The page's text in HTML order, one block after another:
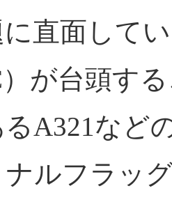
直面して
）が台頭す
A321など
ルフラッ